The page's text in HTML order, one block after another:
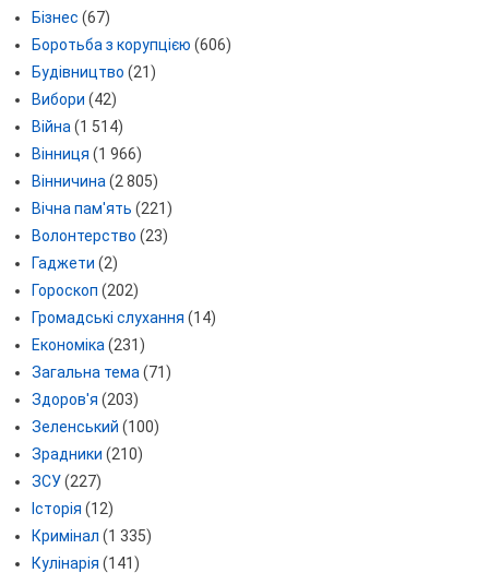
Бізнес (67)
Боротьба з корупцією (606)
Будівництво (21)
Вибори (42)
Війна (1 514)
Вінниця (1 966)
Вінничина (2 805)
Вічна пам'ять (221)
Волонтерство (23)
Гаджети (2)
Гороскоп (202)
Громадські слухання (14)
Економіка (231)
Загальна тема (71)
Здоров'я (203)
Зеленський (100)
Зрадники (210)
ЗСУ(227)
Історія (12)
Кримінал (1 335)
Кулінарія (141)